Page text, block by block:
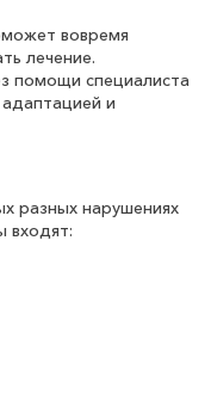
вовремя
лечение.
помощи специалиста
и
разных нарушениях
входят: